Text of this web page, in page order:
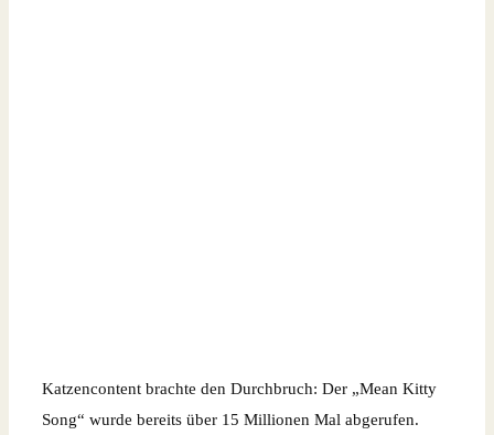
Katzencontent brachte den Durchbruch: Der „Mean Kitty
Song“ wurde bereits über 15 Millionen Mal abgerufen.